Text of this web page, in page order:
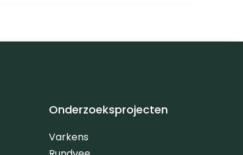
Onderzoeksprojecten
Varkens